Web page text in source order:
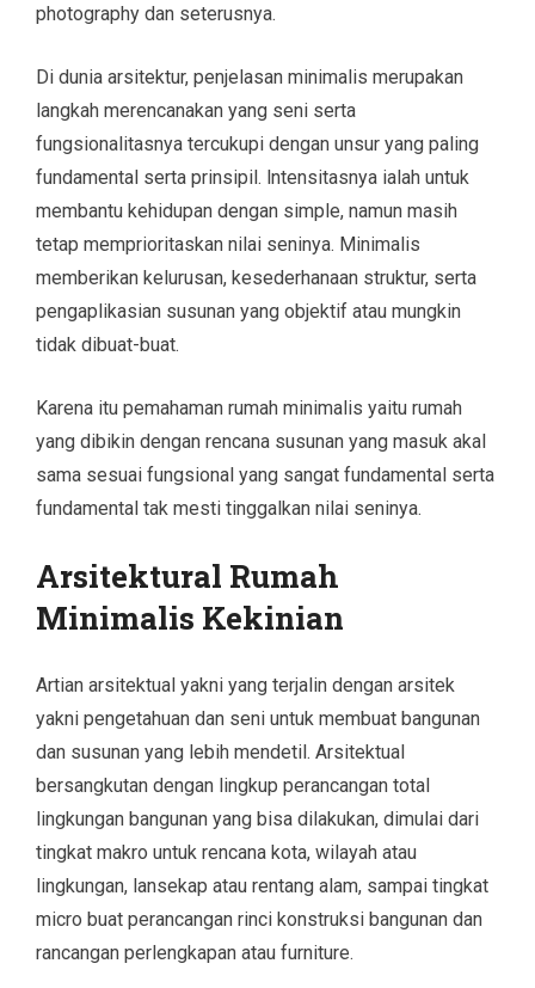
photography dan seterusnya.
Di dunia arsitektur, penjelasan minimalis merupakan
langkah merencanakan yang seni serta
fungsionalitasnya tercukupi dengan unsur yang paling
fundamental serta prinsipil. lntensitasnya ialah untuk
membantu kehidupan dengan simple, namun masih
tetap memprioritaskan nilai seninya. Minimalis
memberikan kelurusan, kesederhanaan struktur, serta
pengaplikasian susunan yang objektif atau mungkin
tidak dibuat-buat.
Karena itu pemahaman rumah minimalis yaitu rumah
yang dibikin dengan rencana susunan yang masuk akal
sama sesuai fungsional yang sangat fundamental serta
fundamental tak mesti tinggalkan nilai seninya.
Arsitektural Rumah
Minimalis Kekinian
Artian arsitektual yakni yang terjalin dengan arsitek
yakni pengetahuan dan seni untuk membuat bangunan
dan susunan yang lebih mendetil. Arsitektual
bersangkutan dengan lingkup perancangan total
lingkungan bangunan yang bisa dilakukan, dimulai dari
tingkat makro untuk rencana kota, wilayah atau
lingkungan, lansekap atau rentang alam, sampai tingkat
micro buat perancangan rinci konstruksi bangunan dan
rancangan perlengkapan atau furniture.